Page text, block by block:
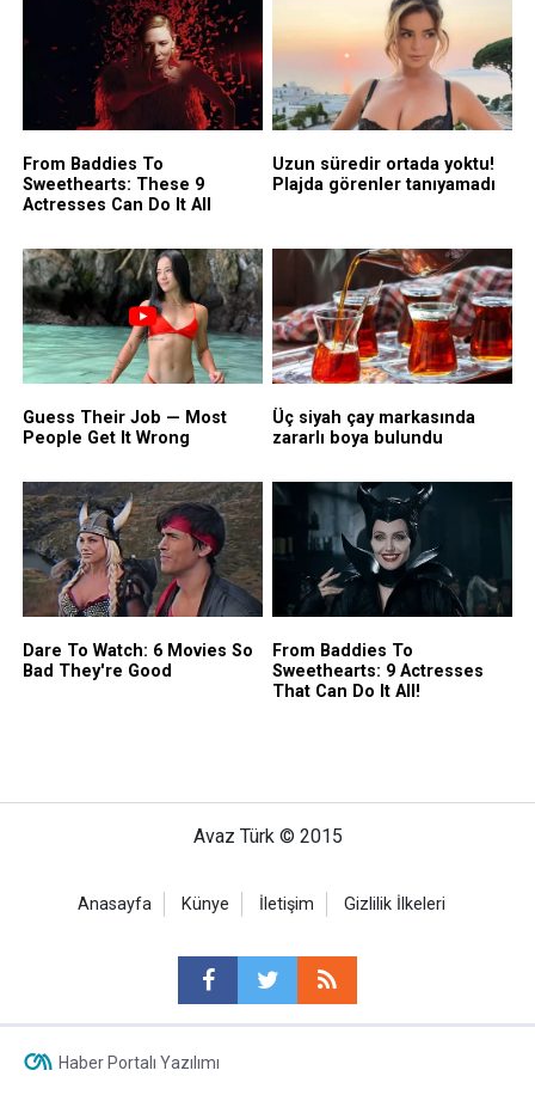
Avaz Türk © 2015
Anasayfa Künye İletişim Gizlilik İlkeleri
Haber Portalı Yazılımı